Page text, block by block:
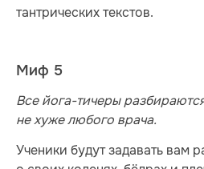
тантрических текстов.
Миф 5
Все йога-тичеры
не хуже любого врача.
Ученики будут задавать вам